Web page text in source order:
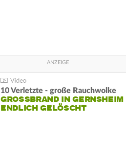
10 Verletzte - große Rauchwolke
GROSSBRAND IN GERNSHEIM E
NDLICH GELÖSCHT